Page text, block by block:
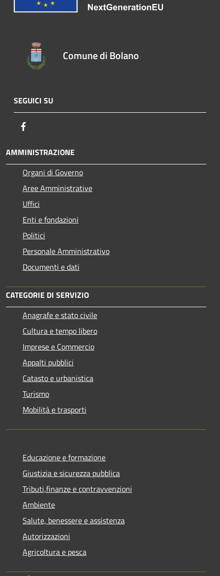
Comune di Bolano
SEGUICI SU
AMMINISTRAZIONE
Organi di Governo
Aree Amministrative
Uffici
Enti e fondazioni
Politici
Personale Amministrativo
Documenti e dati
CATEGORIE DI SERVIZIO
Anagrafe e stato civile
Cultura e tempo libero
Imprese e Commercio
Appalti pubblici
Catasto e urbanistica
Turismo
Mobilità e trasporti
Educazione e formazione
Giustizia e sicurezza pubblica
Tributi,finanze e contravvenzioni
Ambiente
Salute, benessere e assistenza
Autorizzazioni
Agricoltura e pesca